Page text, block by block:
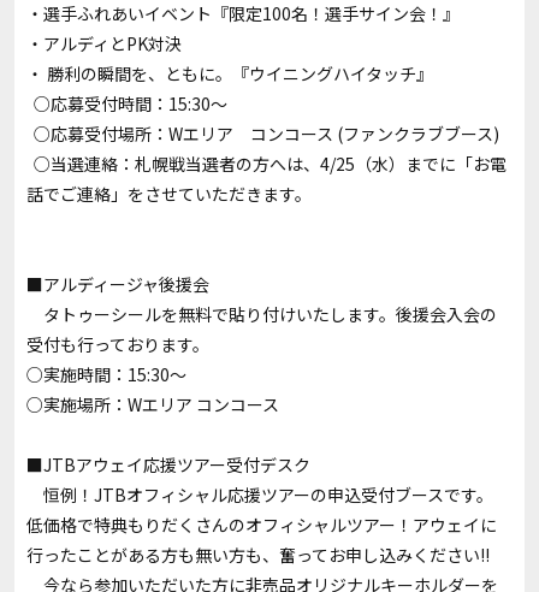
・選手ふれあいイベント『限定100名！選手サイン会！』
・アルディとPK対決
・ 勝利の瞬間を、ともに。『ウイニングハイタッチ』
○応募受付時間：15:30～
○応募受付場所：Wエリア コンコース (ファンクラブブース)
○当選連絡：札幌戦当選者の方へは、4/25（水）までに「お電
話でご連絡」をさせていただきます。
■アルディージャ後援会
タトゥーシールを無料で貼り付けいたします。後援会入会の
受付も行っております。
○実施時間：15:30～
○実施場所：Wエリア コンコース
■JTBアウェイ応援ツアー受付デスク
恒例！JTBオフィシャル応援ツアーの申込受付ブースです。
低価格で特典もりだくさんのオフィシャルツアー！アウェイに
行ったことがある方も無い方も、奮ってお申し込みください!!
今なら参加いただいた方に非売品オリジナルキーホルダーを